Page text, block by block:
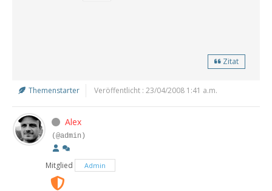
Zitat
Themenstarter Veröffentlicht : 23/04/2008 1:41 a.m.
Alex
(@admin)
Mitglied Admin